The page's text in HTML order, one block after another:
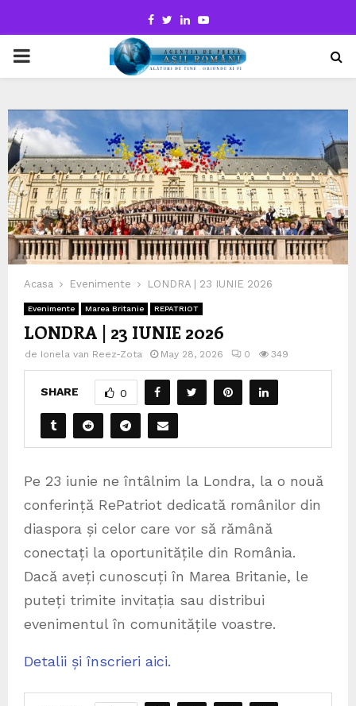
Facebook
TwitterLinkedinYoutube
PRIMARY
Acasa Evenimente LONDRA | 23 IUNIE 2026
Evenimente Marea Britanie REPATRIOT
LONDRA | 23 IUNIE 2026
de Ionela van Reez-Zota May 28, 2026 0 349
SHARE 0
Pe 23 iunie ne întâlnim la Londra, la o nouă
conferință RePatriot dedicată românilor din
diaspora și celor care vor să rămână
conectați la oportunitățile din România.
Dacă aveți cunoscuți în Marea Britanie, le
puteți trimite invitația sau distribui
evenimentul în comunitățile voastre.
Detalii și înscrieri aici.